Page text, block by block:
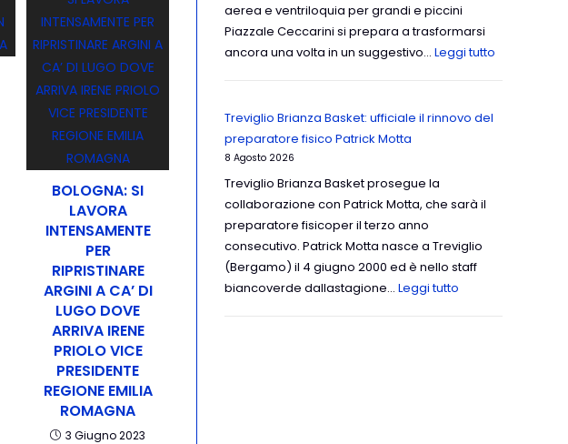
BOLOGNA: SI
LAVORA
INTENSAMENTE
PER
RIPRISTINARE
ARGINI A CA’ DI
LUGO DOVE
ARRIVA IRENE
PRIOLO VICE
PRESIDENTE
REGIONE EMILIA
ROMAGNA
3 Giugno 2023
aerea e ventriloquia per grandi e piccini
Piazzale Ceccarini si prepara a trasformarsi
ancora una volta in un suggestivo… Leggi tutto
Treviglio Brianza Basket: ufficiale il rinnovo del
preparatore fisico Patrick Motta
8 Agosto 2026
Treviglio Brianza Basket prosegue la
collaborazione con Patrick Motta, che sarà il
preparatore fisicoper il terzo anno
consecutivo. Patrick Motta nasce a Treviglio
(Bergamo) il 4 giugno 2000 ed è nello staff
biancoverde dallastagione… Leggi tutto